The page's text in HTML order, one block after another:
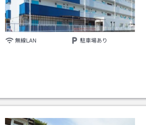
無線LAN 駐車場あり